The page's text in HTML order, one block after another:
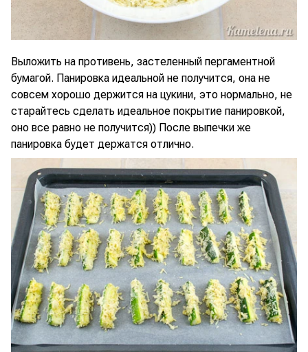
Выложить на противень, застеленный пергаментной
бумагой. Панировка идеальной не получится, она не
совсем хорошо держится на цукини, это нормально, не
старайтесь сделать идеальное покрытие панировкой,
оно все равно не получится)) После выпечки же
панировка будет держатся отлично.